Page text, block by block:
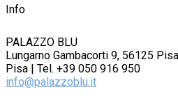
Info
PALAZZO BLU
Lungarno Gambacorti 9, 56125 Pisa
Pisa | Tel. +39 050 916 950
info@palazzoblu.it